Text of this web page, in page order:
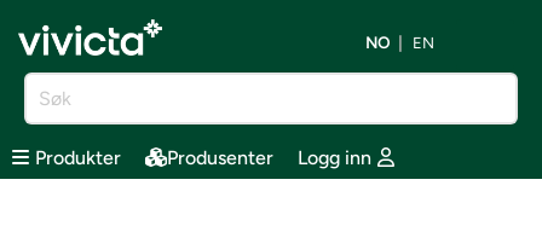
NO EN
Produkter Produsenter Logg inn